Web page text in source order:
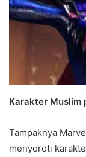
Karakter Muslim
Tampaknya
menyoroti